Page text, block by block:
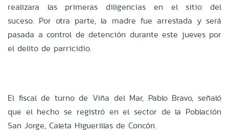
realizara las primeras diligencias en el sitio del
suceso. Por otra parte, la madre fue arrestada y será
pasada a control de detención durante este jueves por
el delito de parricidio.
El fiscal de turno de Viña del Mar, Pablo Bravo, señaló
que el hecho se registró en el sector de la Población
San Jorge, Caleta Higuerillas de Concón.